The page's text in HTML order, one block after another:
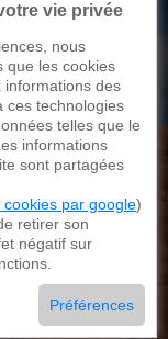
légales
vie privée
nous
que les cookies
informations des
ces technologies
telles que le
informations
sont partagées
par google)
retirer son
négatif sur
Préférences